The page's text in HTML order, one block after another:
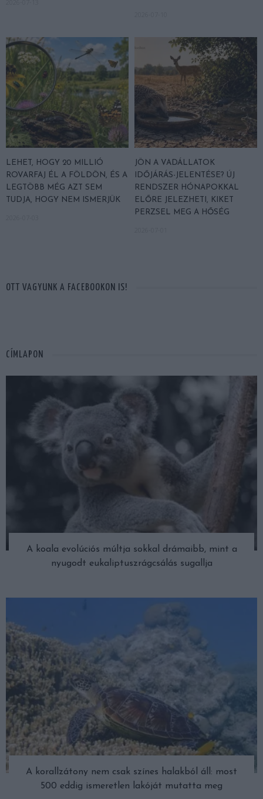
LEHET, HOGY 20 MILLIÓ
ROVARFAJ ÉL A FÖLDÖN, ÉS A
LEGTÖBB MÉG AZT SEM
TUDJA, HOGY NEM ISMERJÜK
JÖN A VADÁLLATOK
IDŐJÁRÁS-JELENTÉSE? ÚJ
RENDSZER HÓNAPOKKAL
ELŐRE JELEZHETI, KIKET
PERZSEL MEG A HŐSÉG
OTT VAGYUNK A FACEBOOKON IS!
CÍMLAPON
A koala evolúciós múltja sokkal drámaibb, mint a
nyugodt eukaliptuszrágcsálás sugallja
A korallzátony nem csak színes halakból áll: most
500 eddig ismeretlen lakóját mutatta meg